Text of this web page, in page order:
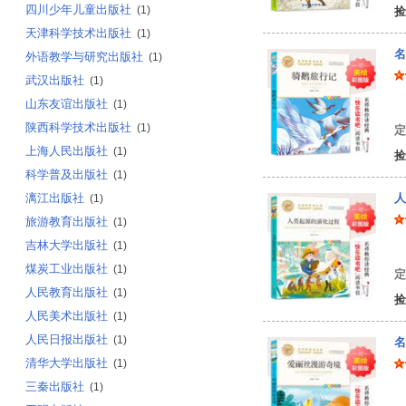
四川少年儿童出版社 (1)
天津科学技术出版社 (1)
外语教学与研究出版社 (1)
武汉出版社 (1)
山东友谊出版社 (1)
陕西科学技术出版社 (1)
上海人民出版社 (1)
科学普及出版社 (1)
漓江出版社 (1)
旅游教育出版社 (1)
吉林大学出版社 (1)
煤炭工业出版社 (1)
人民教育出版社 (1)
人民美术出版社 (1)
人民日报出版社 (1)
清华大学出版社 (1)
三秦出版社 (1)